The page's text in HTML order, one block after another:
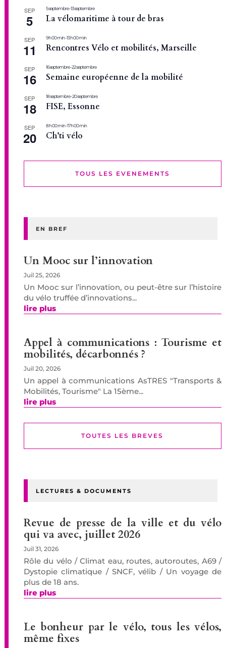
SEP
5
5 septembre-13 septembre
La vélomaritime à tour de bras
SEP
11
9 h 00 min-13 h 00 min
Rencontres Vélo et mobilités, Marseille
SEP
16
16 septembre-22 septembre
Semaine européenne de la mobilité
SEP
18
18 septembre-20 septembre
FISE, Essonne
SEP
20
8 h 00 min-17 h 00 min
Ch’ti vélo
TOUS LES EVENEMENTS
EN BREF
Un Mooc sur l’innovation
Juil 25, 2026
Un Mooc sur l’innovation, ou peut-être sur l’histoire
du vélo truffée d’innovations...
lire plus
Appel à communications : Tourisme et
mobilités, décarbonnés ?
Juil 20, 2026
Un appel à communications AsTRES "Transports &
Mobilités, Tourisme" La 15ème...
lire plus
TOUTES LES BREVES
LECTURES & DOCUMENTS
Revue de presse de la ville et du vélo
qui va avec, juillet 2026
Juil 31, 2026
Rôle du vélo / Climat eau, routes, autoroutes, A69 /
Dystopie climatique / SNCF, vélib / Un voyage de
plus de 18 ans.
lire plus
Le bonheur par le vélo, tous les vélos,
même fixes